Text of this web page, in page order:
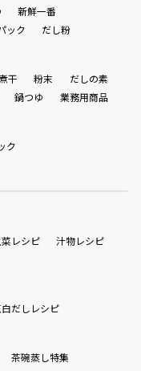
新鮮一番
ック だし粉
干 粉末
だしの素
鍋つゆ 業務用商品
ク
レシピ
汁物レシピ
だしレシピ
茶碗蒸し特集